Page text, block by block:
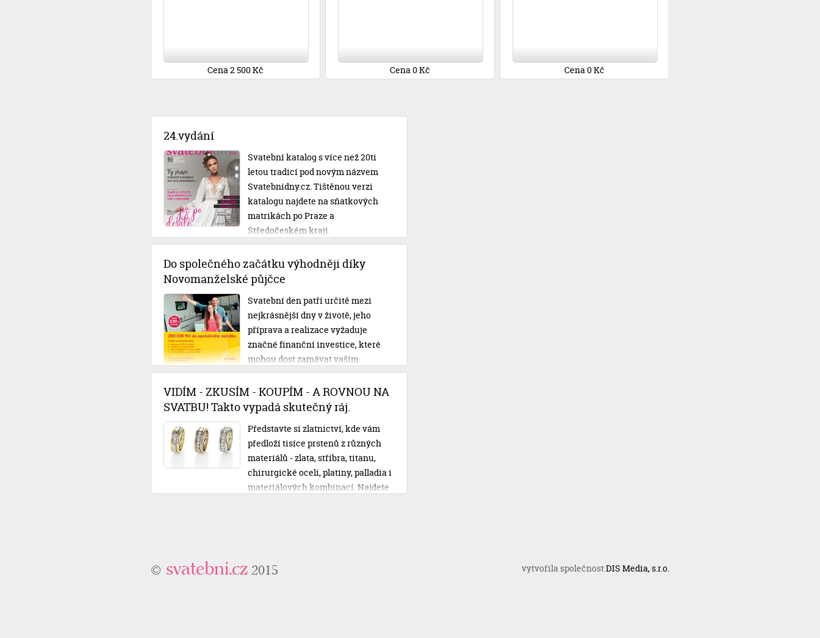
Cena 2 500 Kč Cena 0 Kč Cena 0 Kč
24.vydání
Svatební katalog s více než 20ti
letou tradicí pod novým názvem
Svatebnidny.cz. Tištěnou verzi
katalogu najdete na sňatkových
matrikách po Praze a
Středočeském kraji.
Do společného začátku výhodněji díky
Novomanželské půjčce
Svatební den patří určitě mezi
nejkrásnější dny v životě, jeho
příprava a realizace vyžaduje
značné finanční investice, které
mohou dost zamávat vaším
rozpočtem. S Novomanželskou
půjčkou od Cofidisu se však o své
posvatební plány nemusíte obávat.
VIDÍM - ZKUSÍM - KOUPÍM - A ROVNOU NA
SVATBU! Takto vypadá skutečný ráj.
Představte si zlatnictví, kde vám
předloží tisíce prstenů z různých
materiálů - zlata, stříbra, titanu,
chirurgické oceli, platiny, palladia i
materiálových kombinací. Najdete
© svatebni.cz 2015 vytvořila společnostDIS Media, s.r.o.